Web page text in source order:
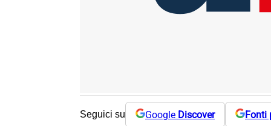
Seguici su Google Discover Fonti